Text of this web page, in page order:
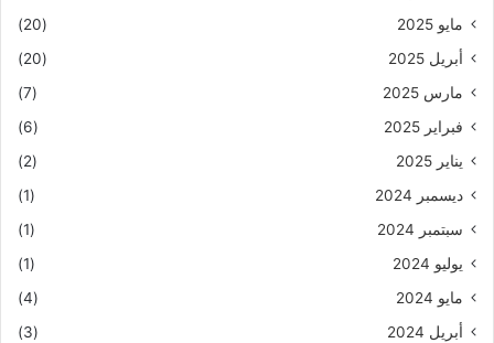
مايو 2025
(20)
أبريل 2025
(20)
مارس 2025
(7)
فبراير 2025
(6)
يناير 2025
(2)
ديسمبر 2024
(1)
سبتمبر 2024
(1)
يوليو 2024
(1)
مايو 2024
(4)
أبريل 2024
(3)